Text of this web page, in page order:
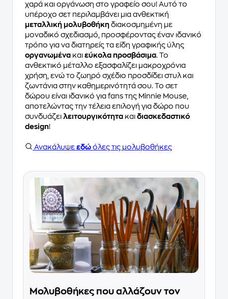
χαρά και οργάνωση στο γραφείο σου! Αυτό το
υπέροχο σετ περιλαμβάνει μια ανθεκτική
μεταλλική μολυβοθήκη διακοσμημένη με
μοναδικό σχεδιασμό, προσφέροντας έναν ιδανικό
τρόπο για να διατηρείς τα είδη γραφικής ύλης
οργανωμένα και εύκολα προσβάσιμα. Το
ανθεκτικό μέταλλο εξασφαλίζει μακροχρόνια
χρήση, ενώ το ζωηρό σχέδιο προσδίδει στυλ και
ζωντάνια στην καθημερινότητά σου. Το σετ
δώρου είναι ιδανικό για fans της Minnie Mouse,
αποτελώντας την τέλεια επιλογή για δώρο που
συνδυάζει λειτουργικότητα και διασκεδαστικό
design!
Ανακάλυψε εδώ όλες τις μολυβοθήκες
Μολυβοθήκες που αλλάζουν τον